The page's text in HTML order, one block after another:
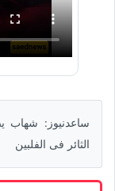
ساعدنیوز: شهاب
الثائر فی الفلبین